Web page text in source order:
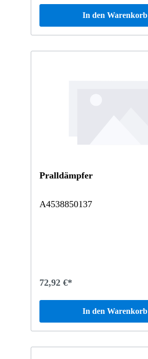
In den Warenkorb
Pralldämpfer
A4538850137
72,92 €*
In den Warenkorb